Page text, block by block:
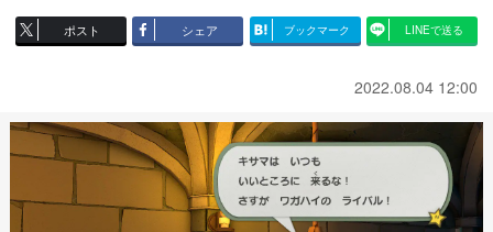
ポスト シェア ブックマーク LINEで送る
2022.08.04 12:00